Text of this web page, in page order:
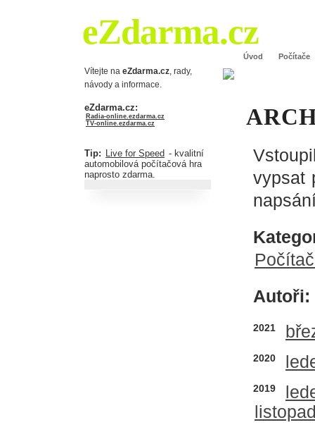
eZdarma.cz
Úvod
Počítače
Vítejte na eZdarma.cz , rady,
návody a informace.
eZdarma.cz:
Radia-online.ezdarma.cz
TV-online.ezdarma.cz
Tip: Live for Speed - kvalitní
automobilová počítačová hra
naprosto zdarma.
vypsat
Autoři:
2021
2020
2019